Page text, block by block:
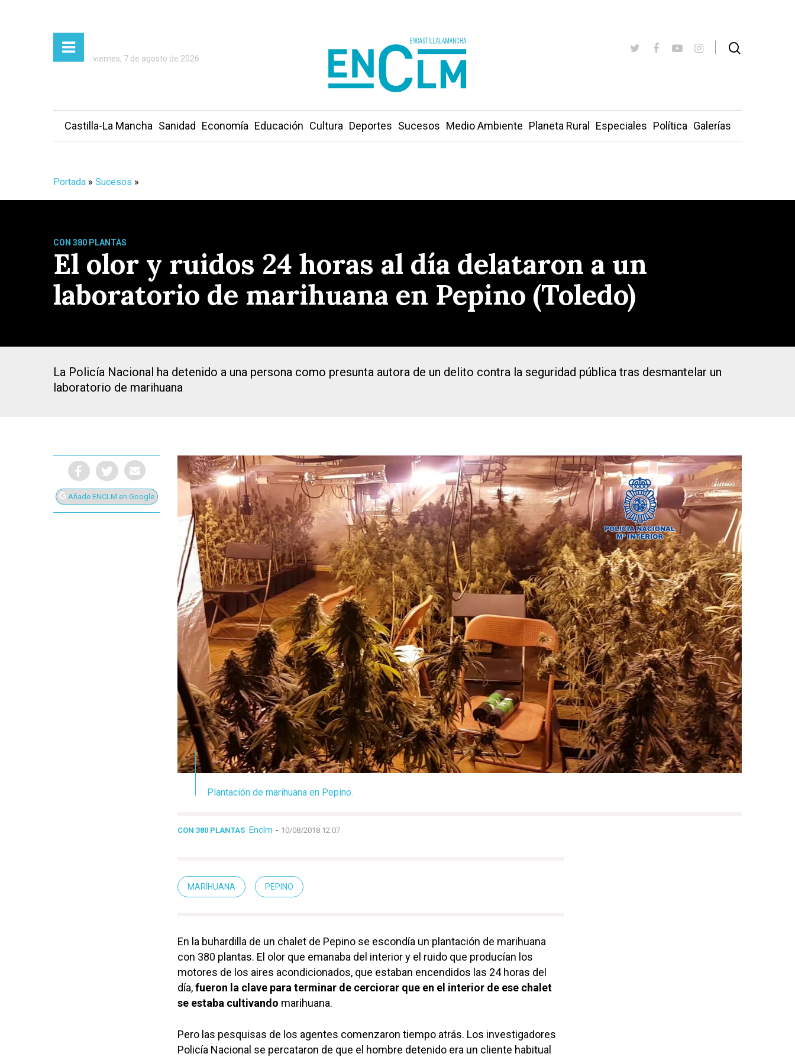
Presiona Intro para buscar o ESC para cerrar
viernes, 7 de agosto de 2026
Castilla-La Mancha Sanidad Economía Educación Cultura Deportes Sucesos Medio Ambiente Planeta Rural Especiales Política Galerías
Portada » Sucesos »
CON 380 PLANTAS
El olor y ruidos 24 horas al día delataron a un
laboratorio de marihuana en Pepino (Toledo)
La Policía Nacional ha detenido a una persona como presunta autora de un delito contra la seguridad pública tras desmantelar un
laboratorio de marihuana
Añade ENCLM en Google
Plantación de marihuana en Pepino.
CON 380 PLANTAS Enclm - 10/08/2018 12:07
MARIHUANA PEPINO
En la buhardilla de un chalet de Pepino se escondía un plantación de marihuana
con 380 plantas. El olor que emanaba del interior y el ruido que producían los
motores de los aires acondicionados, que estaban encendidos las 24 horas del
día,fueron la clave para terminar de cerciorar que en el interior de ese chalet
se estaba cultivando marihuana.
Pero las pesquisas de los agentes comenzaron tiempo atrás. Los investigadores
Policía Nacional se percataron de que el hombre detenido era un cliente habitual